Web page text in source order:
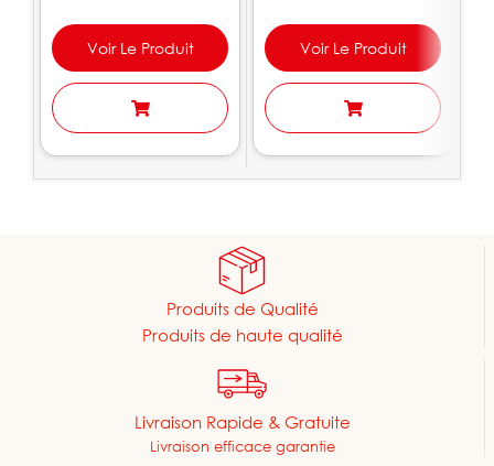
Voir Le Produit Voir Le Produit
Produits de Qualité
Produits de haute qualité
Livraison Rapide & Gratuite
Livraison efficace garantie